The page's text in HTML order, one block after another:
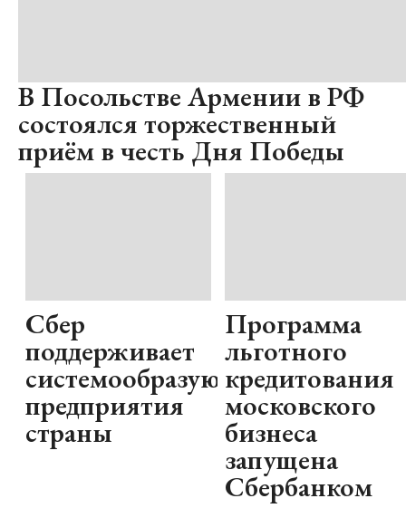
В Посольстве Армении в РФ
состоялся торжественный
приём в честь Дня Победы
Сбер
поддерживает
системообразующие
предприятия
страны
Программа
льготного
кредитования
московского
бизнеса
запущена
Сбербанком